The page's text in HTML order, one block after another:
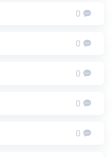
0
0
0
0
0